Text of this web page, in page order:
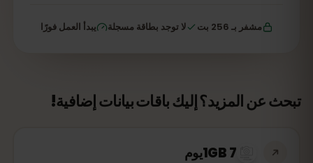
مشفر بـ 256 بت لا توجد بطاقة مسجلة يبدأ العمل فورًا
تبحث عن المزيد؟ إليك باقات بيانات إضافية!
1GB 7يوم